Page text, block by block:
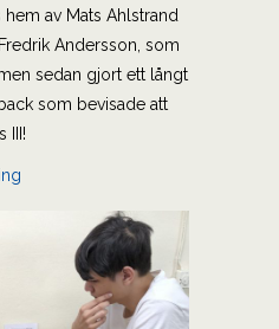
av Mats Ahlstrand
Andersson, som
sedan gjort ett långt
som bevisade att
III!